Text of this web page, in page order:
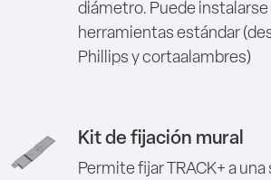
diámetro. Puede instalarse
herramientas estándar
Phillips y cortaalambres)
Kit de fijación mural
Permite fijar TRACK+ a